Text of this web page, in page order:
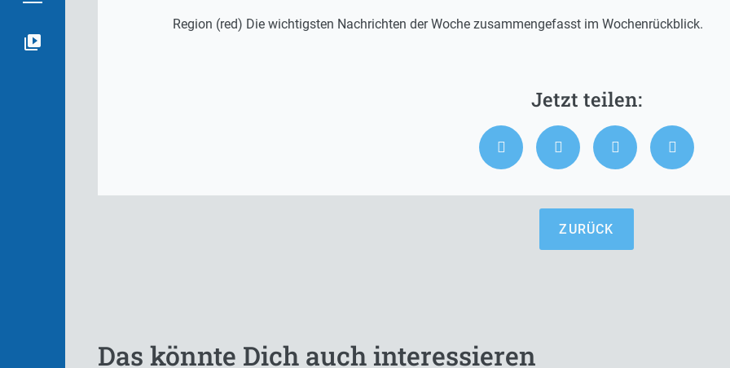
Region (red) Die wichtigsten Nachrichten der Woche zusammengefasst im Wochenrückblick.
ZURÜCK
Das könnte Dich auch interessieren